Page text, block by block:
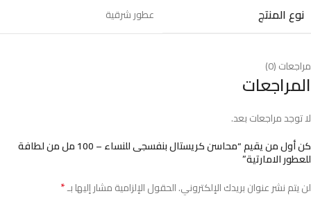
نوع المنتج عطور شرقية
مراجعات (0)
المراجعات
لا توجد مراجعات بعد.
كن أول من يقيم “محاسن كريستال بنفسجى للنساء – 100 مل من لطافة
للعطور الامارتية”
لن يتم نشر عنوان بريدك الإلكتروني.الحقول الإلزامية مشار إليها بـ*